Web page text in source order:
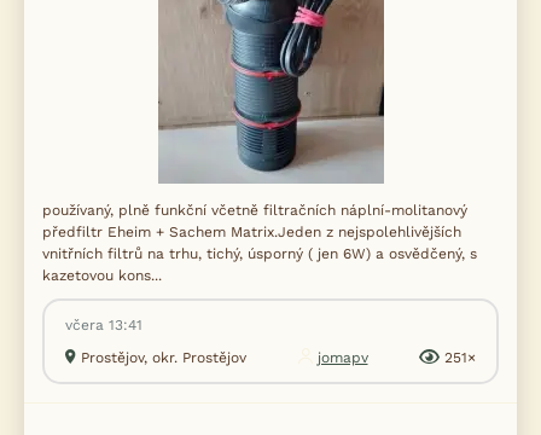
používaný, plně funkční včetně filtračních náplní-molitanový
předfiltr Eheim + Sachem Matrix.Jeden z nejspolehlivějších
vnitřních filtrů na trhu, tichý, úsporný ( jen 6W) a osvědčený, s
kazetovou kons...
včera 13:41
Prostějov, okr. Prostějov
jomapv 251×